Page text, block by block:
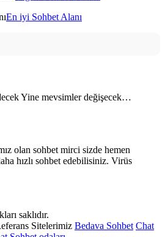
En iyi Sohbet Alanı
Yine mevsimler değişecek…
olan sohbet mirci sizde hemen
hızlı sohbet edebilisiniz. Virüs
saklıdır.
Sitelerimiz Bedava Sohbet Chat